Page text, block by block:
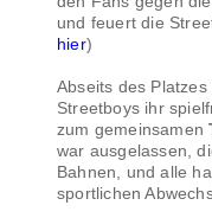
und feuert die
hier)
Abseits des
Streetboys ihr
zum gemeinsamen
war ausgelassen,
Bahnen, und alle
sportlichen